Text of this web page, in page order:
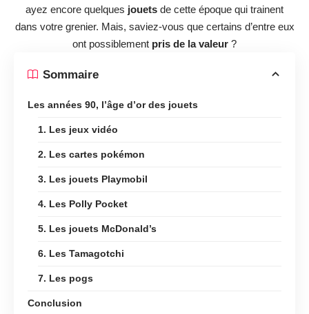
ayez encore quelques jouets de cette époque qui trainent
dans votre grenier. Mais, saviez-vous que certains d’entre eux
ont possiblement pris de la valeur ?
Sommaire
Les années 90, l’âge d’or des jouets
1. Les jeux vidéo
2. Les cartes pokémon
3. Les jouets Playmobil
4. Les Polly Pocket
5. Les jouets McDonald’s
6. Les Tamagotchi
7. Les pogs
Conclusion